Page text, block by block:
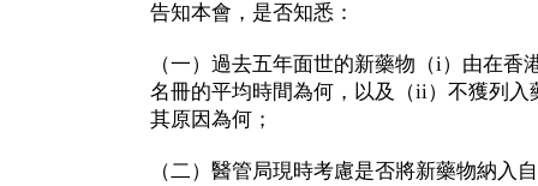
告知本會，是否知悉：
（一）過去五年面世的新藥物（i）由在香
名冊的平均時間為何，以及（ii）不獲列入
其原因為何；
（二）醫管局現時考慮是否將新藥物納入